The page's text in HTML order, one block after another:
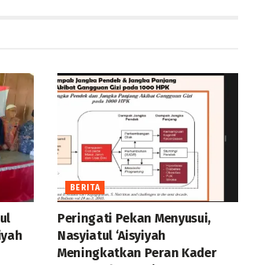
BERITA
Peringati Pekan Menyusui,
Nasyiatul ‘Aisyiyah
Meningkatkan Peran Kader